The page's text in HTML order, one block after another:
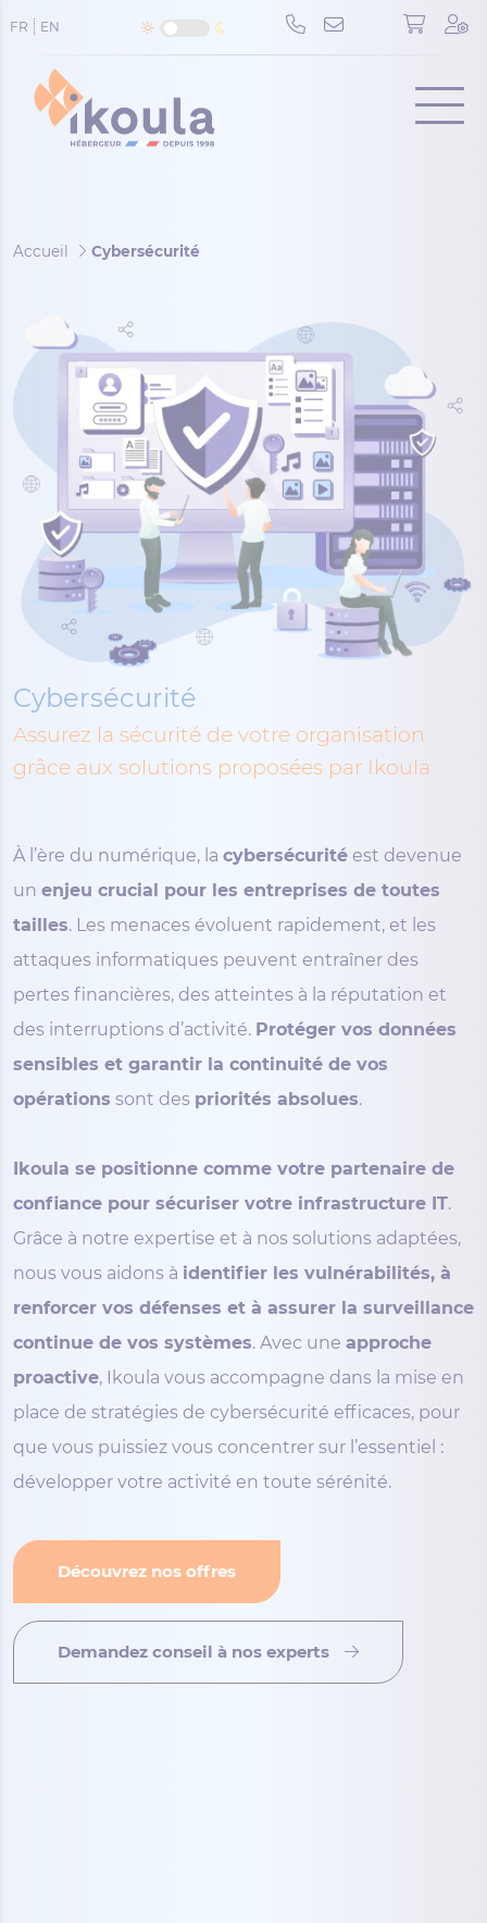
FR EN
Menu
Accueil Cybersécurité
Cybersécurité
Assurez la sécurité de votre organisation
grâce aux solutions proposées par Ikoula
À l’ère du numérique, la cybersécurité est devenue
un enjeu crucial pour les entreprises de toutes
tailles. Les menaces évoluent rapidement, et les
attaques informatiques peuvent entraîner des
pertes financières, des atteintes à la réputation et
des interruptions d’activité. Protéger vos données
sensibles et garantir la continuité de vos
opérations sont des priorités absolues.
Ikoula se positionne comme votre partenaire de
confiance pour sécuriser votre infrastructure IT.
Grâce à notre expertise et à nos solutions adaptées,
nous vous aidons à identifier les vulnérabilités, à
renforcer vos défenses et à assurer la surveillance
continue de vos systèmes. Avec une approche
proactive, Ikoula vous accompagne dans la mise en
place de stratégies de cybersécurité efficaces, pour
que vous puissiez vous concentrer sur l’essentiel :
développer votre activité en toute sérénité.
Découvrez nos offres
Demandez conseil à nos experts